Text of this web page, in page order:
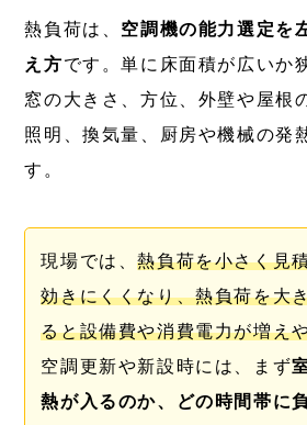
熱負荷は、 空調機の能力選定を
え方です。単に床面積が広いか
窓の大きさ、方位、外壁や屋根
照明、換気量、厨房や機械の発
す。
現場では、熱負荷を小さく見
効きにくくなり、熱負荷を大
ると設備費や消費電力が増え
空調更新や新設時には、まず
熱が入るのか、どの時間帯に